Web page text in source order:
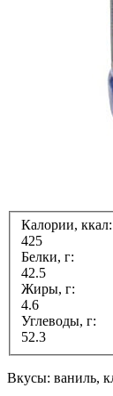
Калории, ккал:
425
Белки, г:
42.5
Жиры, г:
4.6
Углеводы, г:
52.3
Вкусы: ваниль,